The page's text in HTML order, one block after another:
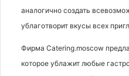
аналогично создать
ублаготворит вкусы всех
Фирма Catering.moscow
которое ублажит любые